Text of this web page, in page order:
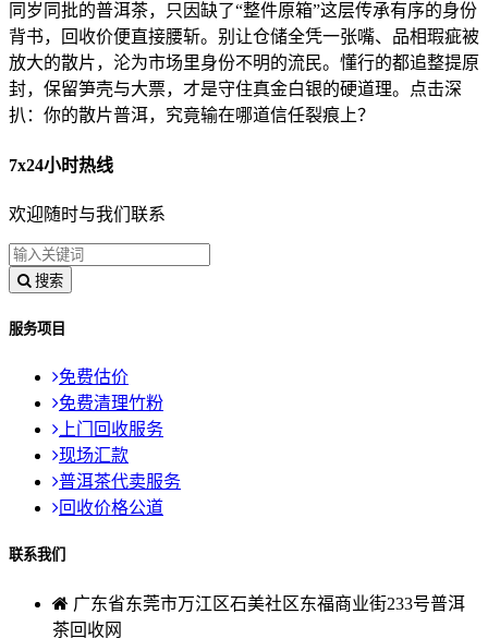
同岁同批的普洱茶，只因缺了“整件原箱”这层传承有序的身份
背书，回收价便直接腰斩。别让仓储全凭一张嘴、品相瑕疵被
放大的散片，沦为市场里身份不明的流民。懂行的都追整提原
封，保留笋壳与大票，才是守住真金白银的硬道理。点击深
扒：你的散片普洱，究竟输在哪道信任裂痕上？
7x24小时热线
欢迎随时与我们联系
搜索
服务项目
免费估价
免费清理竹粉
上门回收服务
现场汇款
普洱茶代卖服务
回收价格公道
联系我们
广东省东莞市万江区石美社区东福商业街233号普洱
茶回收网